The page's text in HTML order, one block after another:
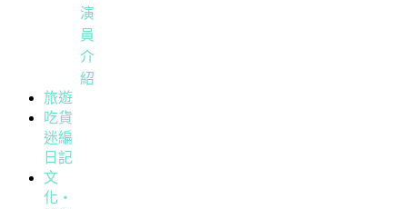
演
員
介
紹
旅遊
吃貨
迷編
日記
文
化・